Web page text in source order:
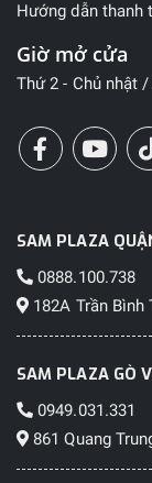
Hướng dẫn thanh
Giờ mở cửa
Thứ 2 - Chủ nhật
SAM PLAZA
0888.100.738
182A Trần Bình
SAM PLAZA GÒ
0949.031.331
861 Quang